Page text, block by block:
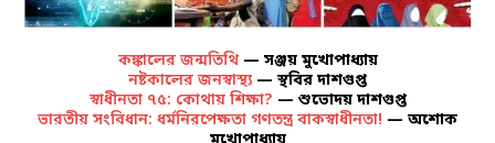
কঙ্কালের জন্মতিথি— সঞ্জয় মুখোপাধ্যায়
নষ্টকালের জনস্বাস্থ্য — স্থবির দাশগুপ্ত
স্বাধীনতা ৭৫: কোথায় শিক্ষা? — শুভোদয় দাশগুপ্ত
ভারতীয় সংবিধান: ধর্মনিরপেক্ষতা গণতন্ত্র বাকস্বাধীনতা! — অশোক